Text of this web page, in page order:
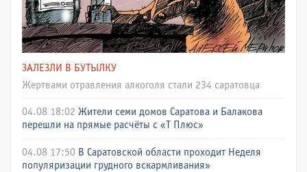
ЗАЛЕЗЛИ В БУТЫЛКУ
Жертвами отравления алкоголя стали 234 саратовца
04.08 18:02 Жители семи домов Саратова и Балакова
перешли на прямые расчёты с «Т Плюс»
04.08 17:50 В Саратовской области проходит Неделя
популяризации грудного вскармливания»